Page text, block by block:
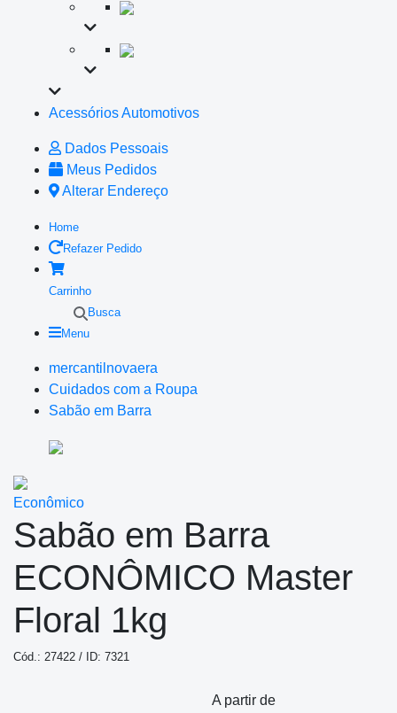
Acessórios Automotivos
Dados Pessoais
Meus Pedidos
Alterar Endereço
Home
Refazer Pedido
Carrinho
Busca
Menu
mercantilnovaera
Cuidados com a Roupa
Sabão em Barra
Econômico
Sabão em Barra
ECONÔMICO Master
Floral 1kg
Cód.: 27422 / ID: 7321
A partir de